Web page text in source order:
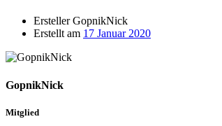
ErstellerGopnikNick
Erstellt am 17 Januar 2020
GopnikNick
Mitglied